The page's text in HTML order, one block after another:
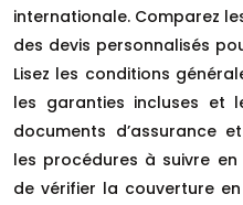
internationale. Comparez
des devis personnalisés
Lisez les conditions
les garanties incluses et
documents d’assurance
les procédures à suivre en
de vérifier la couverture